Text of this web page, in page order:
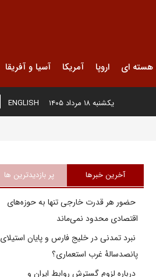
هسته ای اروپا آمریکا آسیا و آفریقا
ENGLISH یکشنبه ۱۸ مرداد ۱۴۰۵
آخرین خبرها پر بازدیدترین ها
حضور هر قدرت خارجی تنها به حوزه‌های
اقتصادی محدود نمی‌ماند
نبرد تمدنی در خلیج فارس و پایان استیلای
پانصدسالۀ غرب استعماری؟
درباره لزوم گسترش روابط ایران و